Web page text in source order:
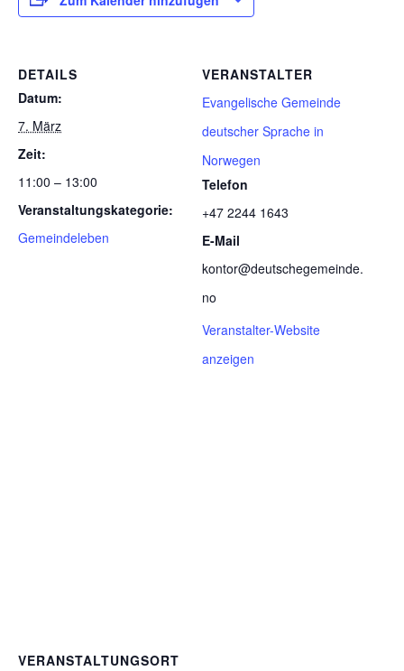
DETAILS
Datum:
7. März
Zeit:
11:00 – 13:00
Veranstaltungskategorie:
Gemeindeleben
VERANSTALTER
Evangelische Gemeinde
deutscher Sprache in
Norwegen
Telefon
+47 2244 1643
E-Mail
kontor@deutschegemeinde.
no
Veranstalter-Website
anzeigen
VERANSTALTUNGSORT